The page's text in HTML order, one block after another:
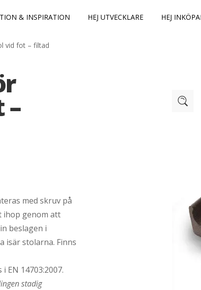
& INSPIRATION HEJ UTVECKLARE HEJ
vid fot – filtad
–
med skruv på
ihop genom att
beslagen i
isär stolarna. Finns
EN 14703:2007.
stadig